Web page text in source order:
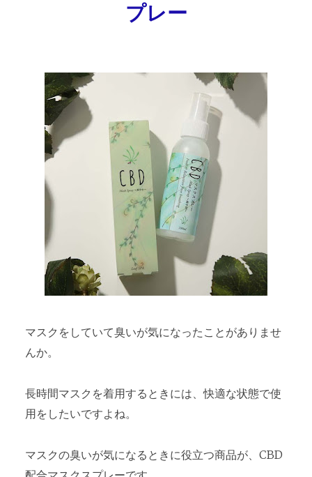
プレー
マスクをしていて臭いが気になったことがありませ
んか。
長時間マスクを着用するときには、快適な状態で使
用をしたいですよね。
マスクの臭いが気になるときに役立つ商品が、CBD